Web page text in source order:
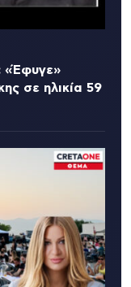
«Έφυγε»
σε ηλικία 59